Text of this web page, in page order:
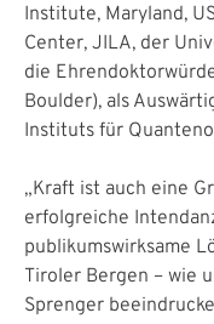
Institute, Maryland,
Center, JILA, der
die
Boulder), als
Instituts für
„Kraft ist auch eine
erfolgreiche
publikumswirksame
Tiroler Bergen – wie
Sprenger